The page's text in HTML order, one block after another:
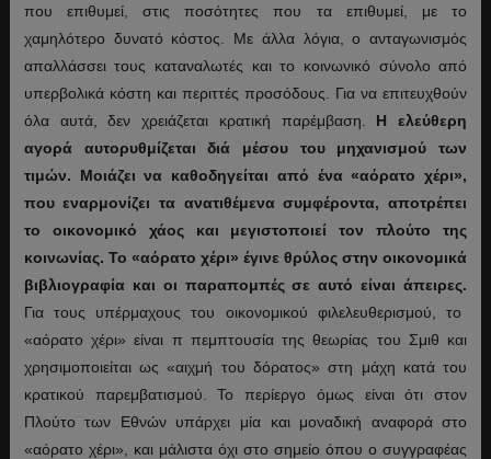
που επιθυμεί, στις ποσότητες που τα επιθυμεί, με το
χαμηλότερο δυνατό κόστος. Με άλλα λόγια, ο ανταγωνισμός
απαλλάσσει τους καταναλωτές και το κοινωνικό σύνολο από
υπερβολικά κόστη και περιττές προσόδους. Για να επιτευχθούν
όλα αυτά, δεν χρειάζεται κρατική παρέμβαση. Η ελεύθερη
αγορά αυτορυθμίζεται διά μέσου του μηχανισμού των
τιμών. Μοιάζει να καθοδηγείται από ένα «αόρατο χέρι»,
που εναρμονίζει τα ανατιθέμενα συμφέροντα, αποτρέπει
το οικονομικό χάος και μεγιστοποιεί τον πλούτο της
κοινωνίας. Το «αόρατο χέρι» έγινε θρύλος στην οικονομικά
βιβλιογραφία και οι παραπομπές σε αυτό είναι άπειρες.
Για τους υπέρμαχους του οικονομικού φιλελευθερισμού, το
«αόρατο χέρι» είναι π πεμπτουσία της θεωρίας του Σμιθ και
χρησιμοποιείται ως «αιχμή του δόρατος» στη μάχη κατά του
κρατικού παρεμβατισμού. Το περίεργο όμως είναι ότι στον
Πλούτο των Εθνών υπάρχει μία και μοναδική αναφορά στο
«αόρατο χέρι», και μάλιστα όχι στο σημείο όπου ο συγγραφέας